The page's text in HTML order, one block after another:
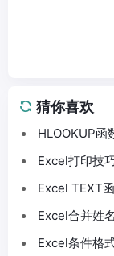
猜你喜欢
HLOOKUP函
Excel打印技
Excel TEXT
Excel合并姓
Excel条件格